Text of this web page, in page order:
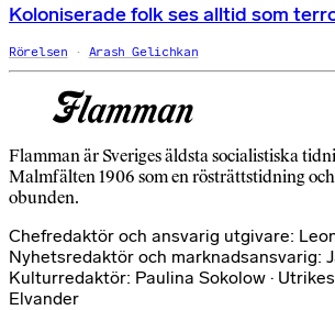
Koloniserade folk ses alltid som
Rörelsen Arash Gelichkan
Flamman är Sveriges äldsta socialistiska
Malmfälten 1906 som en rösträttstidning
obunden.
Chefredaktör och ansvarig utgivare:
Nyhetsredaktör och marknadsansvarig:
Kulturredaktör: Paulina Sokolow ·
Elvander